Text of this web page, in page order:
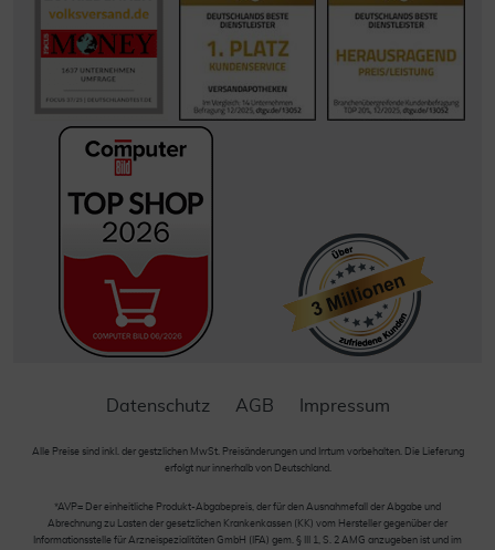
Datenschutz AGB Impressum
Alle Preise sind inkl. der gestzlichen MwSt. Preisänderungen und Irrtum vorbehalten. Die Lieferung
erfolgt nur innerhalb von Deutschland.
*AVP= Der einheitliche Produkt-Abgabepreis, der für den Ausnahmefall der Abgabe und
Abrechnung zu Lasten der gesetzlichen Krankenkassen (KK) vom Hersteller gegenüber der
Informationsstelle für Arzneispezialitäten GmbH (IFA) gem. § III 1, S. 2 AMG anzugeben ist und im